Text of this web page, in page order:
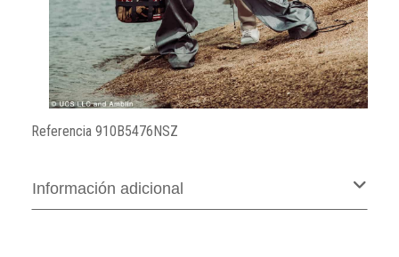
Referencia 910B5476NSZ
Información adicional